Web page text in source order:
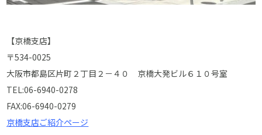
【京橋支店】
〒534-0025
大阪市都島区片町２丁目２－４０ 京橋大発ビル６１０号室
TEL:06-6940-0278
FAX:06-6940-0279
京橋支店ご紹介ページ